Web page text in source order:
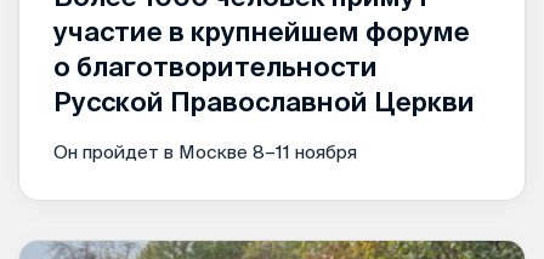
участие в крупнейшем форуме
о благотворительности
Русской Православной Церкви
Он пройдет в Москве 8–11 ноября